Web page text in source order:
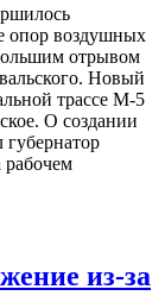
опор воздушных
отрывом
Новый
трассе М-5
О создании
рабочем
из-за